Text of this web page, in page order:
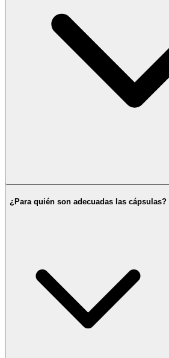
¿Para quién son adecuadas las cápsulas?